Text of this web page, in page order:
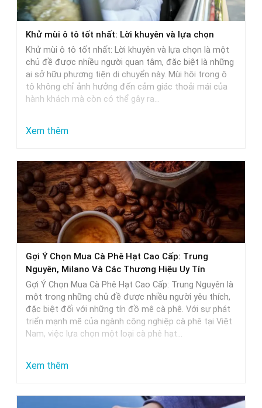
xe
ô
tô:
Giải
pháp
tối
ưu
Khử mùi ô tô tốt nhất: Lời khuyên và lựa chọn
Khử mùi ô tô tốt nhất: Lời khuyên và lựa chọn là một
chủ đề được nhiều người quan tâm, đặc biệt là những
ai sở hữu phương tiện di chuyển này. Mùi hôi trong ô
tô không chỉ ảnh hưởng đến cảm giác thoải mái của
hành khách mà còn có thể gây ra…
Xem thêm:
mùi
ô
tô
tốt
nhất:
Lời
khuyên
lựa
chọn
Gợi Ý Chọn Mua Cà Phê Hạt Cao Cấp: Trung
Nguyên, Milano Và Các Thương Hiệu Uy Tín
Gợi Ý Chọn Mua Cà Phê Hạt Cao Cấp: Trung Nguyên là
một trong những chủ đề được nhiều người yêu thích,
đặc biệt đối với những tín đồ mê cà phê. Với sự phát
triển mạnh mẽ của ngành công nghiệp cà phê tại Việt
Nam, việc lựa chọn một loại cà phê hạt…
Xem thêm:
Ý